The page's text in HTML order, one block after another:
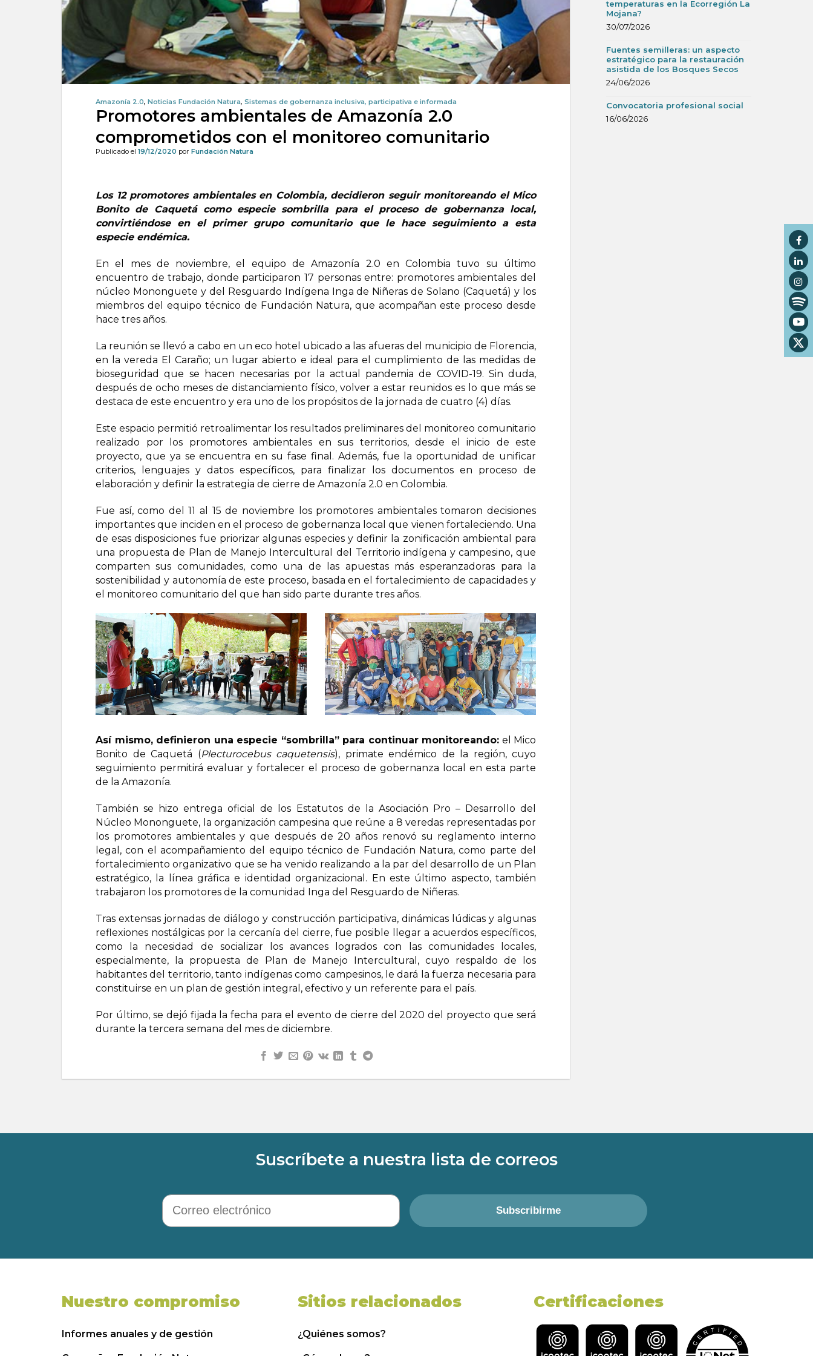
Amazonía 2.0, Noticias Fundación Natura, Sistemas de gobernanza inclusiva, participativa e informada
Promotores ambientales de Amazonía 2.0
comprometidos con el monitoreo comunitario
Publicado el 19/12/2020 por Fundación Natura
Los 12 promotores ambientales en Colombia, decidieron seguir monitoreando el Mico
Bonito de Caquetá como especie sombrilla para el proceso de gobernanza local,
convirtiéndose en el primer grupo comunitario que le hace seguimiento a esta
especie endémica.
En el mes de noviembre, el equipo de Amazonía 2.0 en Colombia tuvo su último
encuentro de trabajo, donde participaron 17 personas entre: promotores ambientales del
núcleo Mononguete y del Resguardo Indígena Inga de Niñeras de Solano (Caquetá) y los
miembros del equipo técnico de Fundación Natura, que acompañan este proceso desde
hace tres años.
La reunión se llevó a cabo en un eco hotel ubicado a las afueras del municipio de Florencia,
en la vereda El Caraño; un lugar abierto e ideal para el cumplimiento de las medidas de
bioseguridad que se hacen necesarias por la actual pandemia de COVID-19. Sin duda,
después de ocho meses de distanciamiento físico, volver a estar reunidos es lo que más se
destaca de este encuentro y era uno de los propósitos de la jornada de cuatro (4) días.
Este espacio permitió retroalimentar los resultados preliminares del monitoreo comunitario
realizado por los promotores ambientales en sus territorios, desde el inicio de este
proyecto, que ya se encuentra en su fase final. Además, fue la oportunidad de unificar
criterios, lenguajes y datos específicos, para finalizar los documentos en proceso de
elaboración y definir la estrategia de cierre de Amazonía 2.0 en Colombia.
Fue así, como del 11 al 15 de noviembre los promotores ambientales tomaron decisiones
importantes que inciden en el proceso de gobernanza local que vienen fortaleciendo. Una
de esas disposiciones fue priorizar algunas especies y definir la zonificación ambiental para
una propuesta de Plan de Manejo Intercultural del Territorio indígena y campesino, que
comparten sus comunidades, como una de las apuestas más esperanzadoras para la
sostenibilidad y autonomía de este proceso, basada en el fortalecimiento de capacidades y
el monitoreo comunitario del que han sido parte durante tres años.
Así mismo, definieron una especie “sombrilla” para continuar monitoreando: el Mico
Bonito de Caquetá (Plecturocebus caquetensis), primate endémico de la región, cuyo
seguimiento permitirá evaluar y fortalecer el proceso de gobernanza local en esta parte
de la Amazonía.
También se hizo entrega oficial de los Estatutos de la Asociación Pro – Desarrollo del
Núcleo Mononguete, la organización campesina que reúne a 8 veredas representadas por
los promotores ambientales y que después de 20 años renovó su reglamento interno
legal, con el acompañamiento del equipo técnico de Fundación Natura, como parte del
fortalecimiento organizativo que se ha venido realizando a la par del desarrollo de un Plan
estratégico, la línea gráfica e identidad organizacional. En este último aspecto, también
trabajaron los promotores de la comunidad Inga del Resguardo de Niñeras.
Tras extensas jornadas de diálogo y construcción participativa, dinámicas lúdicas y algunas
reflexiones nostálgicas por la cercanía del cierre, fue posible llegar a acuerdos específicos,
como la necesidad de socializar los avances logrados con las comunidades locales,
especialmente, la propuesta de Plan de Manejo Intercultural, cuyo respaldo de los
habitantes del territorio, tanto indígenas como campesinos, le dará la fuerza necesaria para
constituirse en un plan de gestión integral, efectivo y un referente para el país.
Por último, se dejó fijada la fecha para el evento de cierre del 2020 del proyecto que será
durante la tercera semana del mes de diciembre.
temperaturas en la Ecorregión La
Mojana?
30/07/2026
Fuentes semilleras: un aspecto
estratégico para la restauración
asistida de los Bosques Secos
24/06/2026
Convocatoria profesional social
16/06/2026
Suscríbete a nuestra lista de correos
Correo electrónico
Subscribirme
Nuestro compromiso
Informes anuales y de gestión
Sitios relacionados
¿Quiénes somos?
Certificaciones